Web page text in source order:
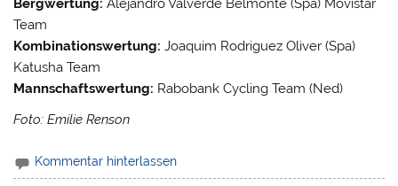
Bergwertung: Alejandro Valverde Belmonte (Spa) Movistar
Team
Kombinationswertung: Joaquim Rodriguez Oliver (Spa)
Katusha Team
Mannschaftswertung: Rabobank Cycling Team (Ned)
Foto: Emilie Renson
Kommentar hinterlassen